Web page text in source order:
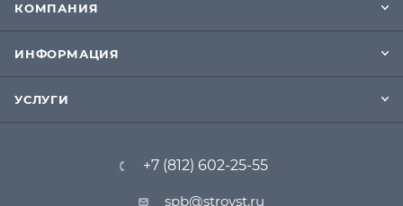
КОМПАНИЯ
ИНФОРМАЦИЯ
УСЛУГИ
+7 (812) 602-25-55
spb@stroyst.ru